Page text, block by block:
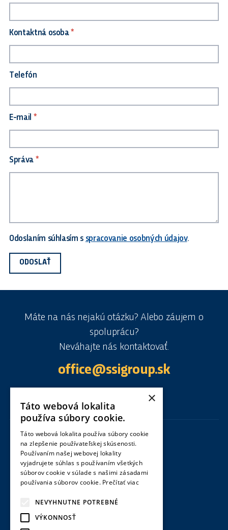
Kontaktná osoba *
Telefón
E-mail *
Správa *
Odoslaním súhlasím s spracovanie osobných údajov.
Máte na nás nejakú otázku? Alebo záujem o
spoluprácu?
Neváhajte nás kontaktovať.
office@ssigroup.sk
Centrála
Special Service International SK s. r. o.
Olympijské námestie 14290/2
Bratislava – Nové Mesto 831 04, Slovenská
Pobočky
×
Táto webová lokalita
používa súbory cookie.
Táto webová lokalita používa súbory cookie
na zlepšenie používateľskej skúsenosti.
Používaním našej webovej lokality
vyjadrujete súhlas s používaním všetkých
súborov cookie v súlade s našimi zásadami
používania súborov cookie. Prečítať viac
NEVYHNUTNE POTREBNÉ
VÝKONNOSŤ